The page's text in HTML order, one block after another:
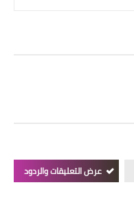
عرض التعليقات والردود